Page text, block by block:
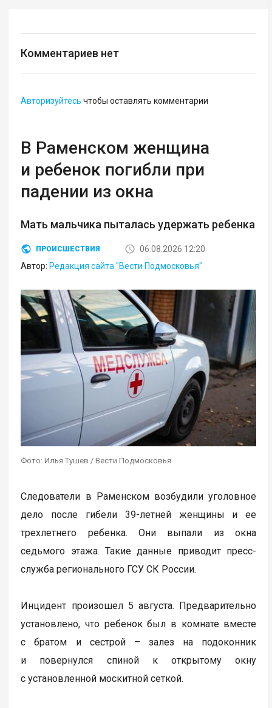
Комментариев нет
Авторизуйтесь чтобы оставлять комментарии
В Раменском женщина
и ребенок погибли при
падении из окна
Мать мальчика пыталась удержать ребенка
ПРОИСШЕСТВИЯ
06.08.2026 12:20
Автор: Редакция сайта "Вести Подмосковья"
Фото: Илья Тушев / Вести Подмосковья
Следователи в Раменском возбудили уголовное
дело после гибели 39-летней женщины и ее
трехлетнего ребенка. Они выпали из окна
седьмого этажа. Такие данные приводит пресс-
служба регионального ГСУ СК России.
Инцидент произошел 5 августа. Предварительно
установлено, что ребенок был в комнате вместе
с братом и сестрой – залез на подоконник
и повернулся спиной к открытому окну
с установленной москитной сеткой.